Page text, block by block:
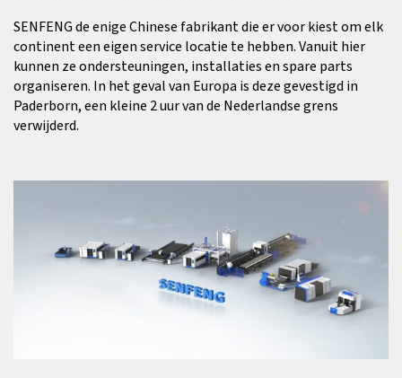
SENFENG de enige Chinese fabrikant die er voor kiest om elk
continent een eigen service locatie te hebben. Vanuit hier
kunnen ze ondersteuningen, installaties en spare parts
organiseren. In het geval van Europa is deze gevestigd in
Paderborn, een kleine 2 uur van de Nederlandse grens
verwijderd.